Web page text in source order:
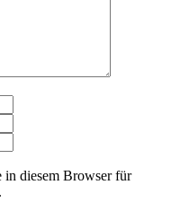
Mail
in diesem Browser für